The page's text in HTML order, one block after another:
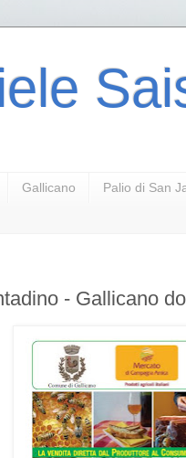
Gallicano Palio di San
- Gallicano